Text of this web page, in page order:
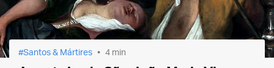
Santos & Mártires 4 min